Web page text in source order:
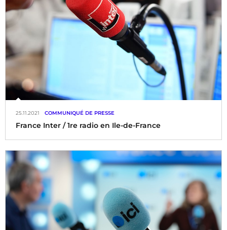
France Inter / 1re radio en Ile-de-France
25.11.2021 COMMUNIQUÉ DE PRESSE